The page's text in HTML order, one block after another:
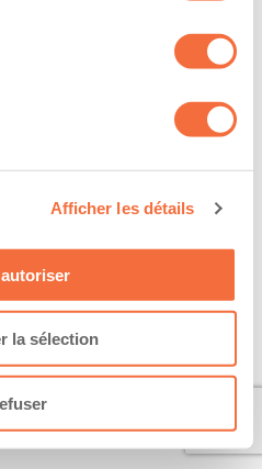
Afficher les détails
la sélection